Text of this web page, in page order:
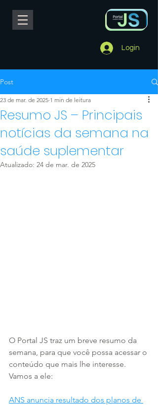
Login
Post
Resumo JS – Principais
notícias da semana na
saúde suplementar
23 de mar. de 2025 1 min de leitura
Atualizado: 24 de mar. de 2025
O Portal JS traz um breve resumo da
semana, para que você possa acessar o
conteúdo que mais lhe interesse.
Vamos a ele:
ANS anuncia resultado dos planos de